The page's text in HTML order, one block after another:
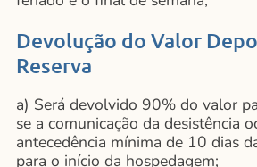
Devolução do Valor
Reserva
a) Será devolvido 90% do valor
se a comunicação da desistência
antecedência mínima de 10 dias
para o início da hospedagem;